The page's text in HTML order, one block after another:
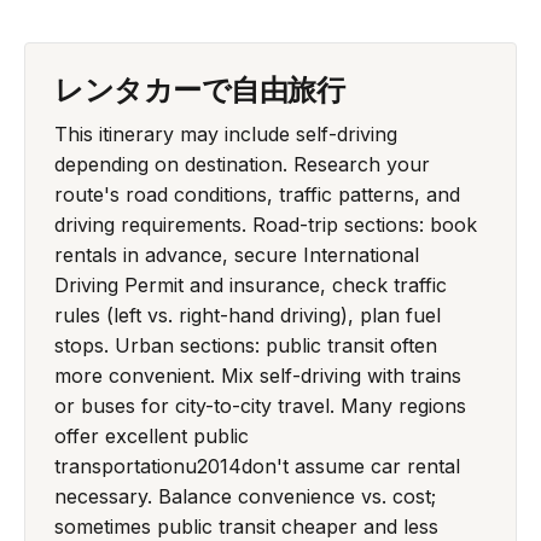
レンタカーで自由旅行
This itinerary may include self-driving
depending on destination. Research your
route's road conditions, traffic patterns, and
driving requirements. Road-trip sections: book
rentals in advance, secure International
Driving Permit and insurance, check traffic
rules (left vs. right-hand driving), plan fuel
stops. Urban sections: public transit often
more convenient. Mix self-driving with trains
or buses for city-to-city travel. Many regions
offer excellent public
transportationu2014don't assume car rental
necessary. Balance convenience vs. cost;
sometimes public transit cheaper and less